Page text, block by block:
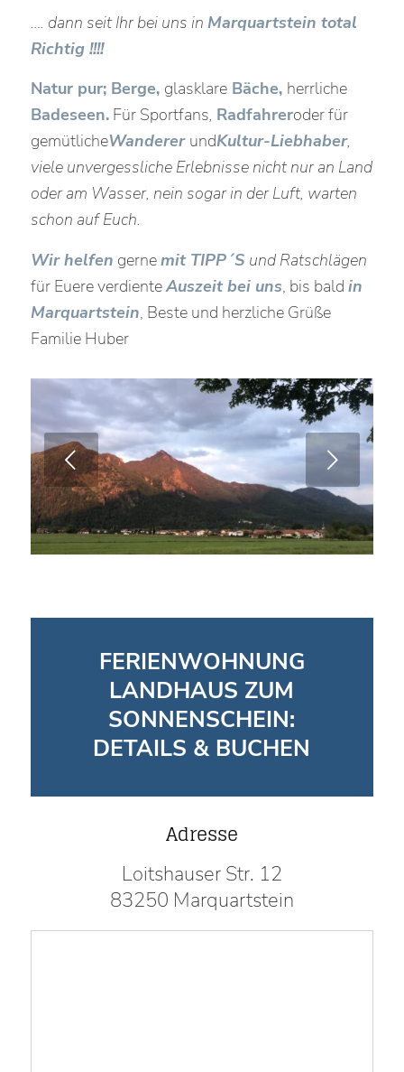
…. dann seit Ihr bei uns in Marquartstein total
Richtig !!!!
Natur pur; Berge, glasklareBäche, herrliche
Badeseen.Für Sportfans, Radfahreroder für
gemütlicheWanderer undKultur-Liebhaber,
viele unvergessliche Erlebnisse nicht nur an Land
oder am Wasser, nein sogar in der Luft, warten
schon auf Euch.
Wir helfen gernemit TIPP´S und Ratschlägen
für Euere verdienteAuszeit bei uns, bis bald in
Marquartstein, Beste und herzliche Grüße
Familie Huber
Weiter
FERIENWOHNUNG
LANDHAUS ZUM
SONNENSCHEIN:
DETAILS & BUCHEN
Adresse
Loitshauser Str. 12
83250 Marquartstein